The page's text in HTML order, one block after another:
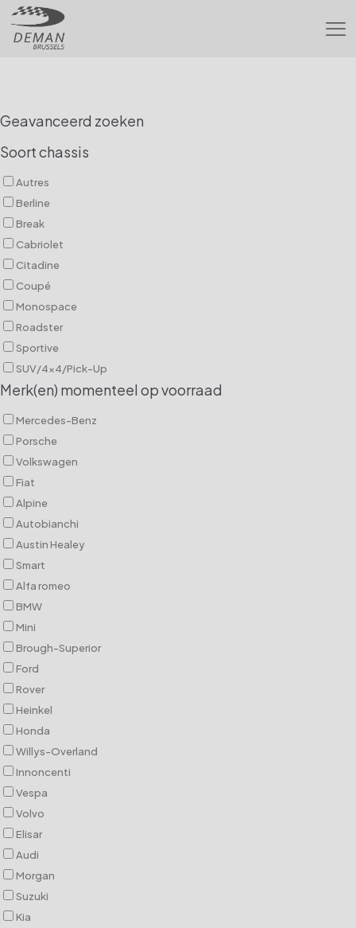
Geavanceerd zoeken
Soort chassis
Autres
Berline
Break
Cabriolet
Citadine
Coupé
Monospace
Roadster
Sportive
SUV/4x4/Pick-Up
Merk(en) momenteel op voorraad
Mercedes-Benz
Porsche
Volkswagen
Fiat
Alpine
Autobianchi
Austin Healey
Smart
Alfa romeo
BMW
Mini
Brough-Superior
Ford
Rover
Heinkel
Honda
Willys-Overland
Innoncenti
Vespa
Volvo
Elisar
Audi
Morgan
Suzuki
Kia